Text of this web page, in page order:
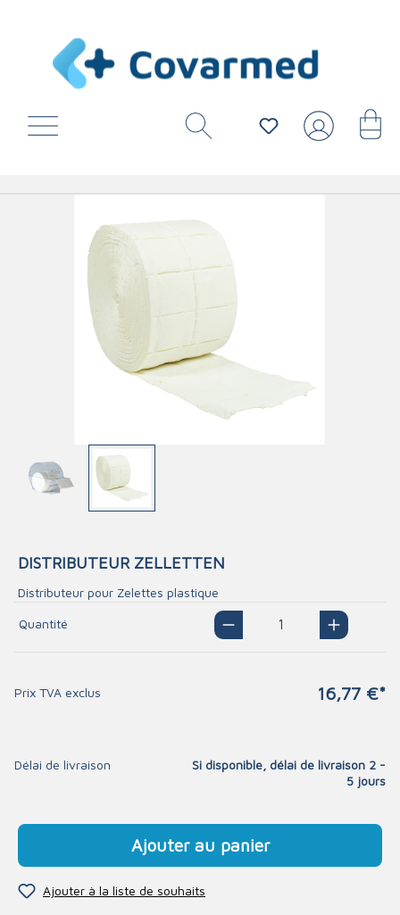
DISTRIBUTEUR ZELLETTEN
Distributeur pour Zelettes plastique
Quantité
Prix TVA exclus 16,77 €*
Délai de livraison
Si disponible, délai de livraison 2 -
5 jours
Ajouter au panier
Ajouter à la liste de souhaits